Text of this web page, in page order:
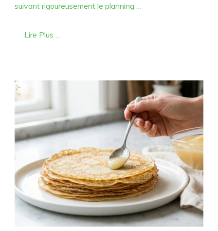
suivant rigoureusement le planning …
Lire Plus …